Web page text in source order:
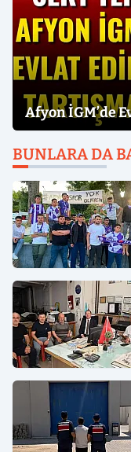
Afyon İGM’de
BUNLARA DA